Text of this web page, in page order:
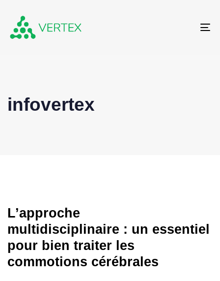
infovertex
L’approche
multidisciplinaire : un essentiel
pour bien traiter les
commotions cérébrales